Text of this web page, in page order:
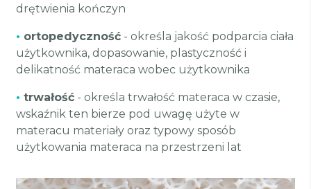
drętwienia kończyn
• ortopedyczność - określa jakość podparcia ciała
użytkownika, dopasowanie, plastyczność i
delikatność materaca wobec użytkownika
• trwałość - określa trwałość materaca w czasie,
wskaźnik ten bierze pod uwagę użyte w
materacu materiały oraz typowy sposób
użytkowania materaca na przestrzeni lat